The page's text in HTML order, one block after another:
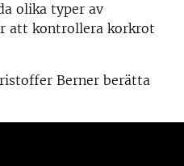
olika typer av
att kontrollera korkrot
Berner berätta